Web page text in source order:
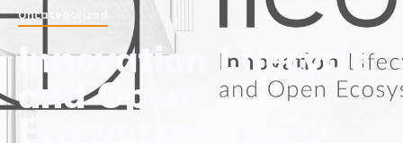
Uncategorized
Innovation Lifecycle
and Open